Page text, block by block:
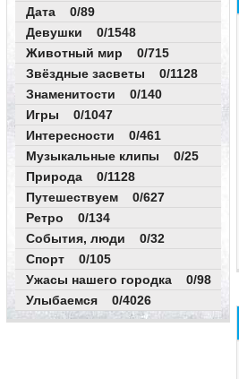
Дата 0/89
Девушки 0/1548
Животный мир 0/715
Звёздные засветы 0/1128
Знаменитости 0/140
Игры 0/1047
Интересности 0/461
Музыкальные клипы 0/25
Природа 0/1128
Путешествуем 0/627
Ретро 0/134
События, люди 0/32
Спорт 0/105
Ужасы нашего городка 0/98
Улыбаемся 0/4026